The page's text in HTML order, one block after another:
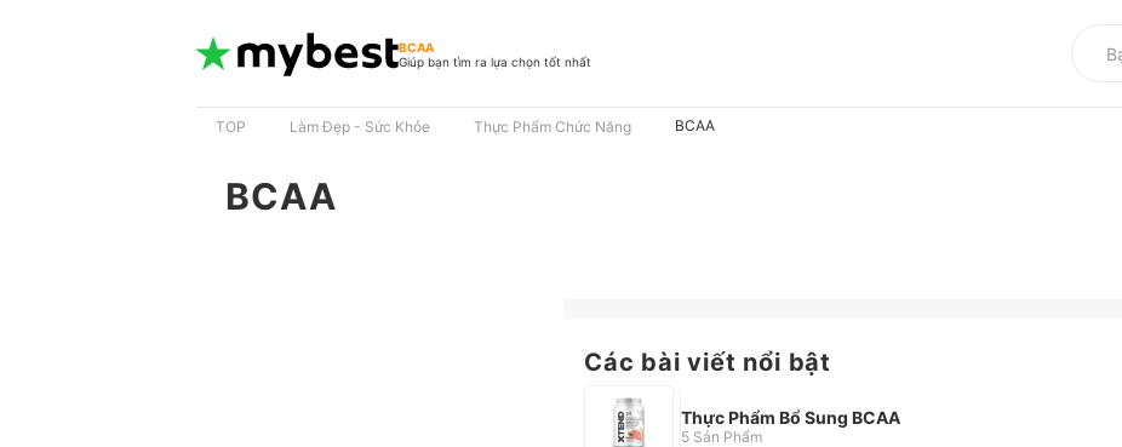
BCAA
Giúp bạn tìm ra lựa chọn tốt nhất
TOP Làm Đẹp - Sức Khỏe Thực Phẩm Chức Năng BCAA
BCAA
Các bài viết nổi bật
Thực Phẩm Bổ Sung BCAA
5 Sản Phẩm